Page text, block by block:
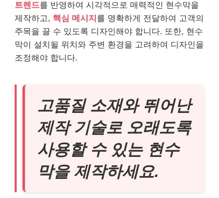
트렌드를 반영하여 시각적으로 매력적인 현수막을
제작하고, 핵심 메시지 를 명확하게 전달하여 고객의
주목을 끌 수 있도록 디자인해야 합니다. 또한, 현수
막이 설치될 위치와 주변 환경을 고려하여 디자인을
조정해야 합니다.
고품질 소재와 뛰어난
제작 기술로 오래도록
사용할 수 있는 현수
막을 제작하세요.